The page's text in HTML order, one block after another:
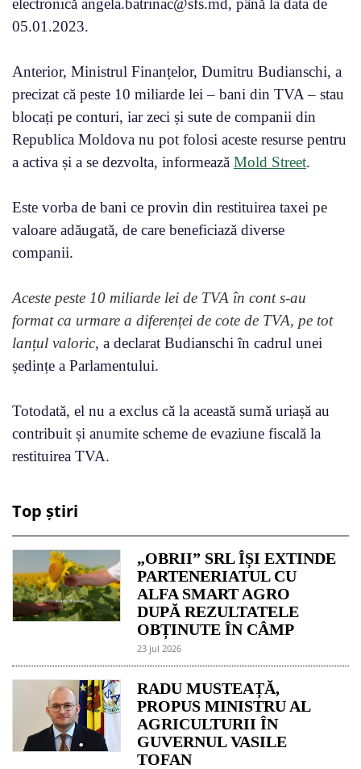
electronică angela.batrinac@sfs.md, până la data de
05.01.2023.
Anterior, Ministrul Finanțelor, Dumitru Budianschi, a
precizat că peste 10 miliarde lei – bani din TVA – stau
blocați pe conturi, iar zeci și sute de companii din
Republica Moldova nu pot folosi aceste resurse pentru
a activa și a se dezvolta, informează Mold Street.
Este vorba de bani ce provin din restituirea taxei pe
valoare adăugată, de care beneficiază diverse
companii.
Aceste peste 10 miliarde lei de TVA în cont s-au
format ca urmare a diferenței de cote de TVA, pe tot
lanțul valoric, a declarat Budianschi în cadrul unei
ședințe a Parlamentului.
Totodată, el nu a exclus că la această sumă uriașă au
contribuit și anumite scheme de evaziune fiscală la
restituirea TVA.
Top știri
„OBRII” SRL ÎȘI EXTINDE
PARTENERIATUL CU
ALFA SMART AGRO
DUPĂ REZULTATELE
OBȚINUTE ÎN CÂMP
23 jul 2026
RADU MUSTEAȚĂ,
PROPUS MINISTRU AL
AGRICULTURII ÎN
GUVERNUL VASILE
TOFAN